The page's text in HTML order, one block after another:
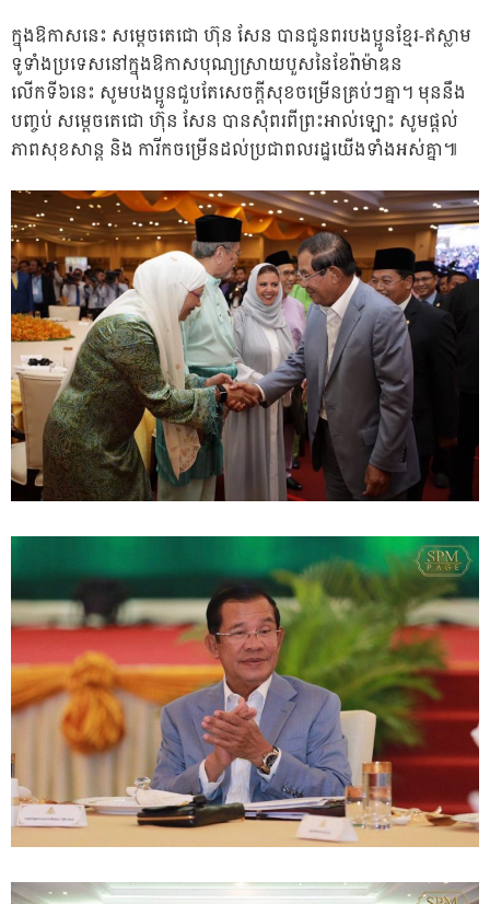
ក្នុងឱកាសនេះ សម្តេចតេជោ ហ៊ុន សែន បានជូនពរបងប្អូនខ្មែរ-ឥស្លាម
ទូទាំងប្រទេសនៅក្នុងឱកាសបុណ្យស្រាយបួសនៃខែរ៉ាម៉ាឌន
លើកទី៦នេះ សូមបងប្អូនជួបតែសេចក្តីសុខចម្រើនគ្រប់ៗគ្នា។ មុននឹង
បញ្ចប់ សម្តេចតេជោ ហ៊ុន សែន បានសុំពរពីព្រះអាល់ឡោះ សូមផ្តល់
ភាពសុខសាន្ត និង ការីកចម្រើនដល់ប្រជាពលរដ្ឋយើងទាំងអស់គ្នា៕